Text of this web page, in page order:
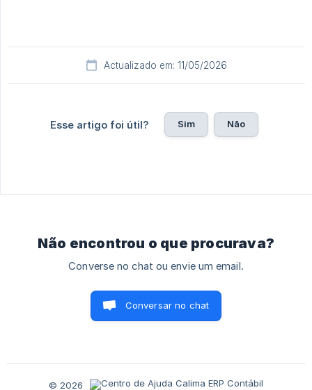
Actualizado em: 11/05/2026
Esse artigo foi útil? Sim Não
Não encontrou o que procurava?
Converse no chat ou envie um email.
Conversar no chat
© 2026